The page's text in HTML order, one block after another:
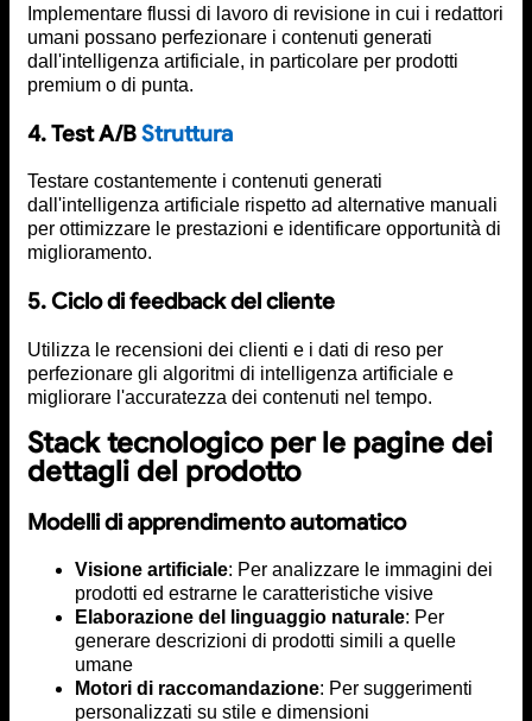
Implementare flussi di lavoro di revisione in cui i redattori
umani possano perfezionare i contenuti generati
dall'intelligenza artificiale, in particolare per prodotti
premium o di punta.
4. Test A/BStruttura
Testare costantemente i contenuti generati
dall'intelligenza artificiale rispetto ad alternative manuali
per ottimizzare le prestazioni e identificare opportunità di
miglioramento.
5. Ciclo di feedback del cliente
Utilizza le recensioni dei clienti e i dati di reso per
perfezionare gli algoritmi di intelligenza artificiale e
migliorare l'accuratezza dei contenuti nel tempo.
Stack tecnologico per le pagine dei
dettagli del prodotto
Modelli di apprendimento automatico
Visione artificiale: Per analizzare le immagini dei
prodotti ed estrarne le caratteristiche visive
Elaborazione del linguaggio naturale: Per
generare descrizioni di prodotti simili a quelle
umane
Motori di raccomandazione: Per suggerimenti
personalizzati su stile e dimensioni